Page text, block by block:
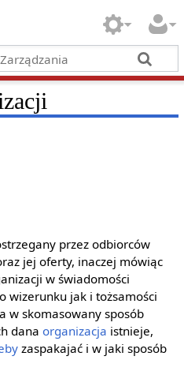
przez odbiorców
jej oferty, inaczej mówiąc
w świadomości
wizerunku jak i tożsamości
w skomasowany sposób
dana organizacja istnieje,
zaspakajać i w jaki sposób